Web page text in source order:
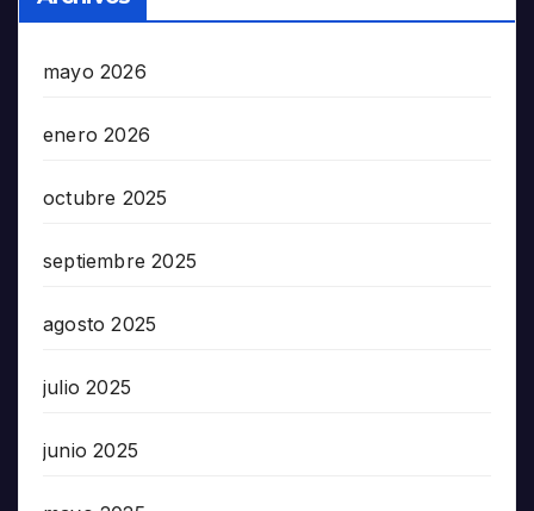
mayo 2026
enero 2026
octubre 2025
septiembre 2025
agosto 2025
julio 2025
junio 2025